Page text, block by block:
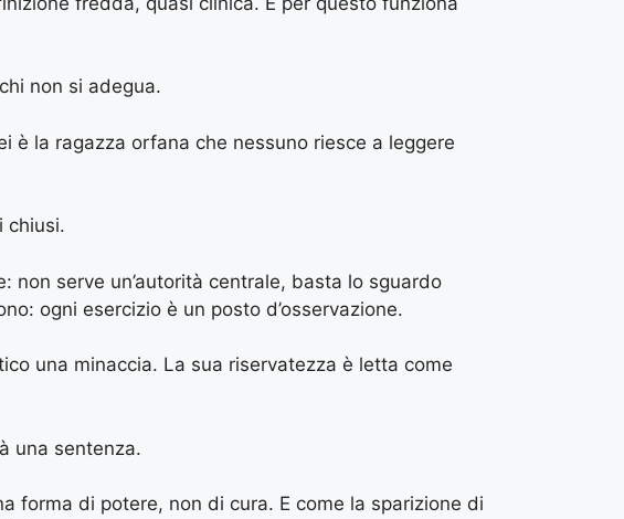
non si adegua.
è la ragazza orfana che nessuno riesce a leggere
chiusi.
non serve un’autorità centrale, basta lo sguardo
ogni esercizio è un posto d’osservazione.
una minaccia. La sua riservatezza è letta come
una sentenza.
forma di potere, non di cura. E come la sparizione di